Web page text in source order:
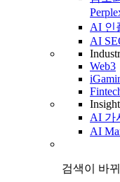
AI 인
AI
Web3
AI 가
AI
검색이 바